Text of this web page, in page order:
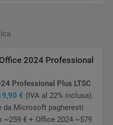
2024 Professional
Professional Plus LTSC
€ (IVA al 22% inclusa).
da Microsoft pagheresti
~259 € + Office 2024 ~579